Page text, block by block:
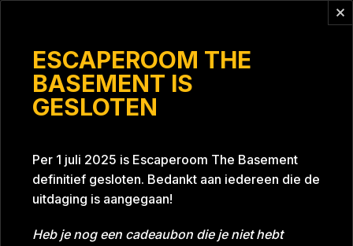
ESCAPEROOM THE
BASEMENT IS
GESLOTEN
Per 1 juli 2025 is Escaperoom The Basement
definitief gesloten. Bedankt aan iedereen die de
uitdaging is aangegaan!
Heb je nog een cadeaubon die je niet hebt